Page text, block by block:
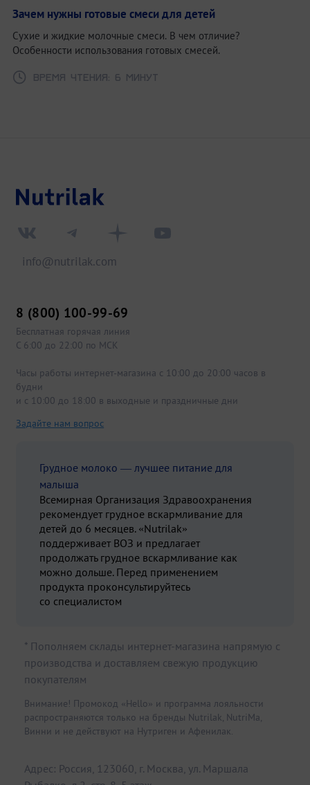
Зачем нужны готовые смеси для детей
Сухие и жидкие молочные смеси. В чем отличие?
Особенности использования готовых смесей.
Время чтения: 6 минут
info@nutrilak.com
8 (800) 100-99-69
Бесплатная горячая линия
С 6:00 до 22:00 по МСК
Часы работы интернет-магазина с 10:00 до 20:00 часов в
будни
и с 10:00 до 18:00 в выходные и праздничные дни
Задайте нам вопрос
Грудное молоко — лучшее питание для
малыша
Всемирная Организация Здравоохранения
рекомендует грудное вскармливание для
детей до 6 месяцев. «Nutrilak»
поддерживает ВОЗ и предлагает
продолжать грудное вскармливание как
можно дольше. Перед применением
продукта проконсультируйтесь
со специалистом
* Пополняем склады интернет-магазина напрямую с
производства и доставляем свежую продукцию
покупателям
Внимание! Промокод «Hello» и программа лояльности
распространяются только на бренды Nutrilak, NutriMa,
Винни и не действуют на Нутриген и Афенилак.
Адрес: Россия, 123060, г. Москва, ул. Маршала